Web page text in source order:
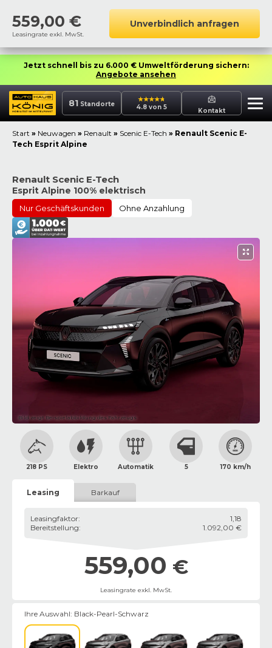
559,00 €
Leasingrate exkl. MwSt.
Unverbindlich anfragen
Jetzt schnell bis zu 6.000 € Umweltförderung sichern:
Angebote ansehen
81 Standorte 4.8 von 5 Kontakt
Start » Neuwagen » Renault » Scenic E-Tech » Renault Scenic E-
Tech Esprit Alpine
Renault Scenic E-Tech
Esprit Alpine 100% elektrisch
Nur Geschäftskunden Ohne Anzahlung
Bild zeigt Beispielabbildung des Fahrzeugs
218 PS Elektro Automatik 5 170 km/h
Leasing Barkauf
Leasingfaktor:
1,18
Bereitstellung: 1.092,00 €
559,00 €
Leasingrate exkl. MwSt.
Ihre Auswahl: Black-Pearl-Schwarz